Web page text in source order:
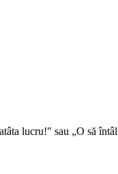
lucru!" sau „O să